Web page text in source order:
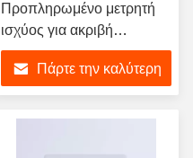
Προπληρωμένο μετρητή
ισχύος για ακριβή
παρακολούθηση χρήσης
ενέργειας και χρέωση
Πάρτε την καλύτερη